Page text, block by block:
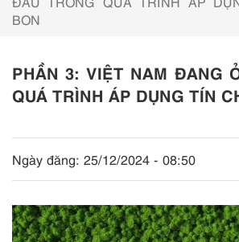
BON
PHẦN 3: VIỆT NAM ĐANG
QUÁ TRÌNH ÁP DỤNG TÍN
Ngày đăng: 25/12/2024 - 08:50